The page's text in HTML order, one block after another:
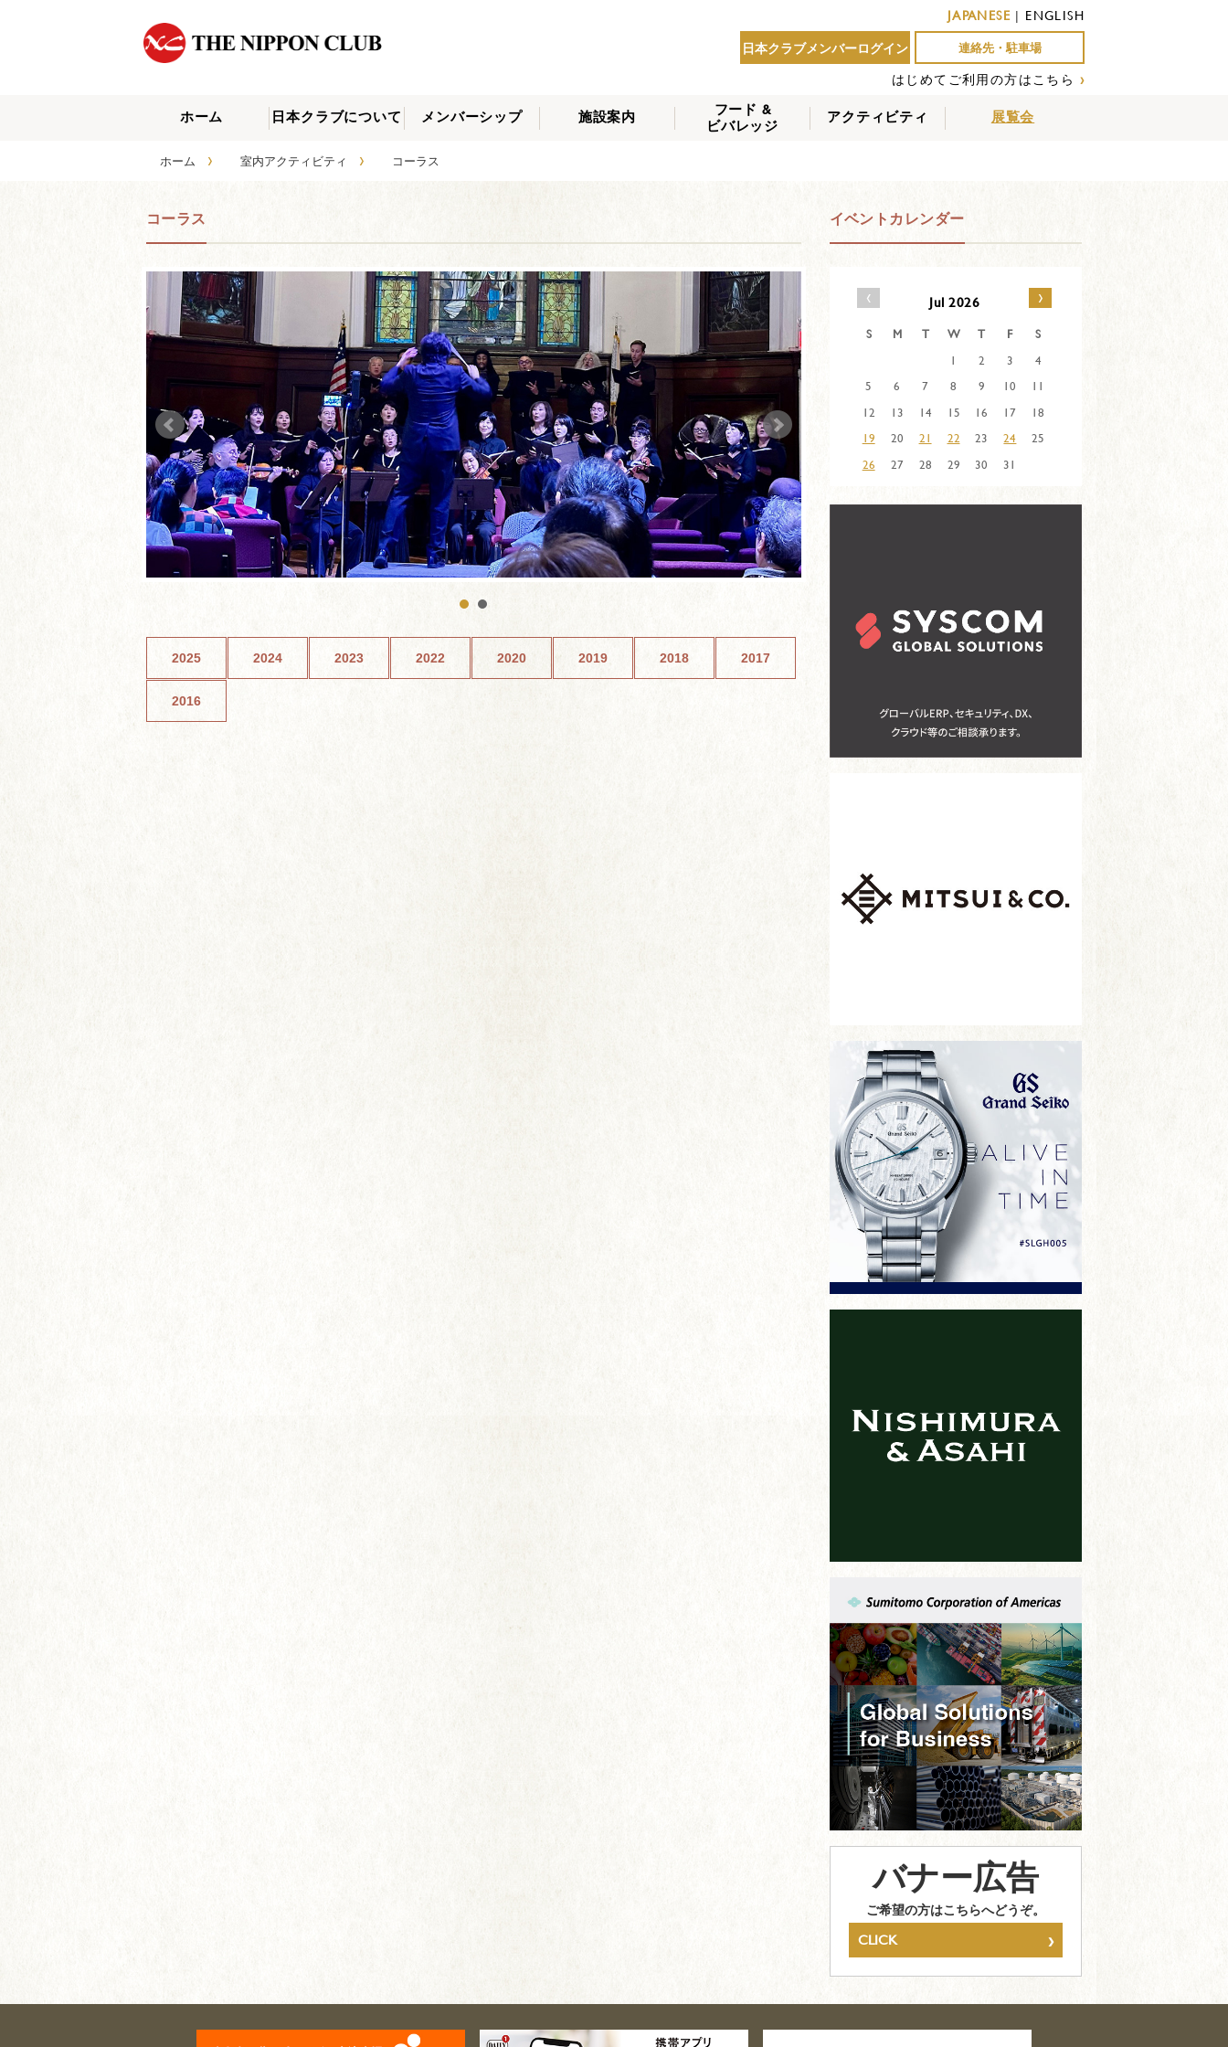
JAPANESE| ENGLISH
日本クラブメンバーログイン
連絡先・駐車場
はじめてご利用の方はこちら ›
ホーム
日本クラブについて メンバーシップ
メンバーシップの種
会員へのサービス
THE NIPPON CLUB
施設案内
フード &
ビバレッジ
アクティビティ 展覧会
ホーム › 室内アクティビティ › コーラス
コーラス
2025 2024 2023 2022 2020 2019 2018 2017
2016
イベントカレンダー
‹ Jul 2026 ›
S M T W T F
S
1
2 3
4
5
6 7 8 9 10
11
12
13 14 15 16 17
18
19
20 21 22 23 24
25
26
27 28 29 30 31
バナー広告
ご希望の方はこちらへどうぞ。
CLICK ›